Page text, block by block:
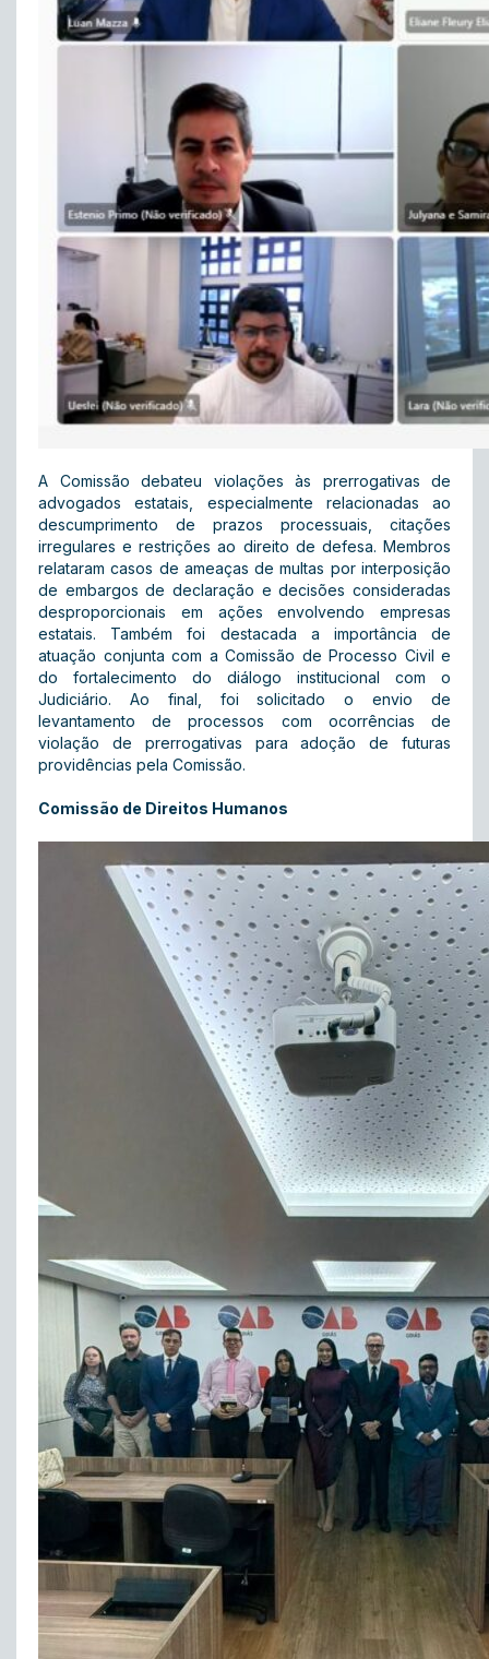
A Comissão debateu violações às prerrogativas de
advogados estatais, especialmente relacionadas ao
descumprimento de prazos processuais, citações
irregulares e restrições ao direito de defesa. Membros
relataram casos de ameaças de multas por interposição
de embargos de declaração e decisões consideradas
desproporcionais em ações envolvendo empresas
estatais. Também foi destacada a importância de
atuação conjunta com a Comissão de Processo Civil e
do fortalecimento do diálogo institucional com o
Judiciário. Ao final, foi solicitado o envio de
levantamento de processos com ocorrências de
violação de prerrogativas para adoção de futuras
providências pela Comissão.
Comissão de Direitos Humanos